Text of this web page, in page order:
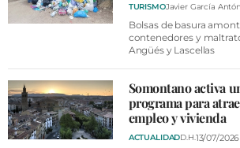
TURISMOJavier García
Bolsas de basura
contenedores y
Angüés y Lascellas
Somontano activa
programa para
empleo y vivienda
ACTUALIDADD.H.13/07/2026